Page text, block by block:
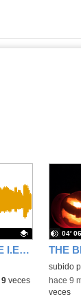
THE GIRL WITH THE AXE I.E.S. Jimena Menéndez Pidal
9veces
subido
04′
-hace 9
veces